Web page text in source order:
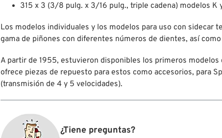
315 x 3 (3/8 pulg. x 3/16 pulg., triple cadena) modelos K
Los modelos individuales y los modelos para uso con
gama de piñones con diferentes números de dientes, así
A partir de 1955, estuvieron disponibles los primeros
ofrece piezas de repuesto para estos como accesorios, para
(transmisión de 4 y 5 velocidades).
¿Tiene preguntas?